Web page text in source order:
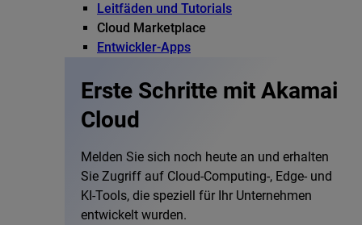
Leitfäden und Tutorials
Cloud Marketplace
Entwickler-Apps
Erste Schritte mit Akamai
Cloud
Melden Sie sich noch heute an und erhalten
Sie Zugriff auf Cloud-Computing-, Edge- und
KI-Tools, die speziell für Ihr Unternehmen
entwickelt wurden.